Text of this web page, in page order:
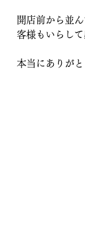
開店前から並
客様もいらして
本当にありがと